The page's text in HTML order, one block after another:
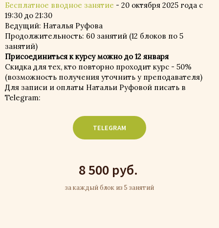
8 500 руб.
за каждый блок из 5 занятий
Бесплатное вводное занятие - 20 октября 2025 года с
19:30 до 21:30
Ведущий: Наталья Руфова
Продолжительность: 60 занятий (12 блоков по 5
занятий)
Присоединиться к курсу можно до 12 января
Скидка для тех, кто повторно проходит курс - 50%
(возможность получения уточнить у преподавателя)
Для записи и оплаты Натальи Руфовой писать в
Telegram: